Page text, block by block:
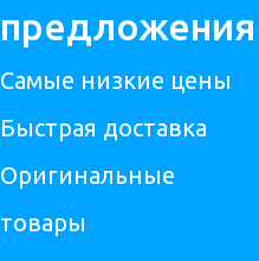
предложения
Самые низкие цены
Быстрая доставка
Оригинальные
товары